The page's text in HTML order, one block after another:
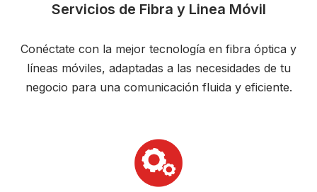
Servicios de Fibra y Linea Móvil
Conéctate con la mejor tecnología en fibra óptica y
líneas móviles, adaptadas a las necesidades de tu
negocio para una comunicación fluida y eficiente.